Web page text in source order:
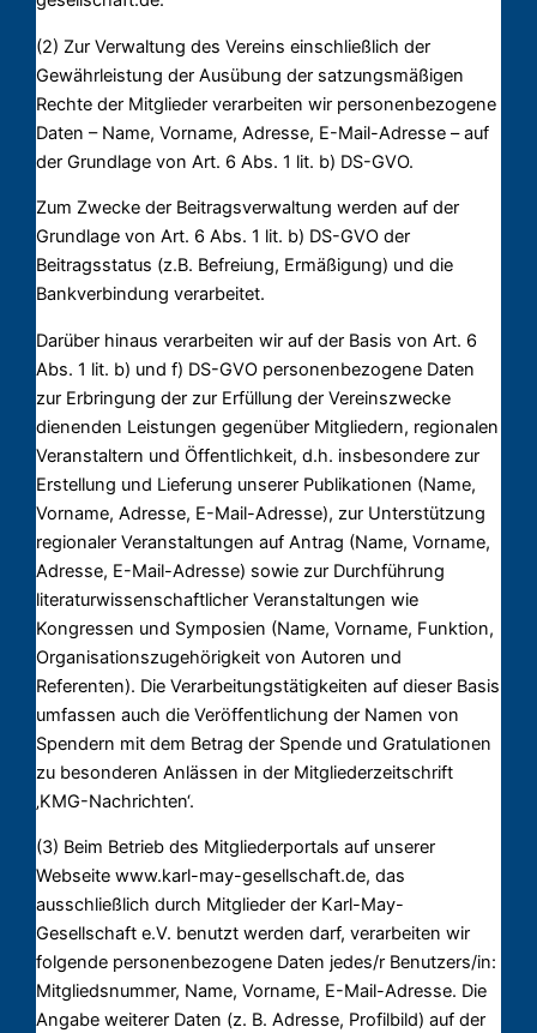
(2) Zur Verwaltung des Vereins einschließlich der
Gewährleistung der Ausübung der satzungsmäßigen
Rechte der Mitglieder verarbeiten wir personenbezogene
Daten – Name, Vorname, Adresse, E-Mail-Adresse – auf
der Grundlage von Art. 6 Abs. 1 lit. b) DS-GVO.
Zum Zwecke der Beitragsverwaltung werden auf der
Grundlage von Art. 6 Abs. 1 lit. b) DS-GVO der
Beitragsstatus (z.B. Befreiung, Ermäßigung) und die
Bankverbindung verarbeitet.
Darüber hinaus verarbeiten wir auf der Basis von Art. 6
Abs. 1 lit. b) und f) DS-GVO personenbezogene Daten
zur Erbringung der zur Erfüllung der Vereinszwecke
dienenden Leistungen gegenüber Mitgliedern, regionalen
Veranstaltern und Öffentlichkeit, d.h. insbesondere zur
Erstellung und Lieferung unserer Publikationen (Name,
Vorname, Adresse, E-Mail-Adresse), zur Unterstützung
regionaler Veranstaltungen auf Antrag (Name, Vorname,
Adresse, E-Mail-Adresse) sowie zur Durchführung
literaturwissenschaftlicher Veranstaltungen wie
Kongressen und Symposien (Name, Vorname, Funktion,
Organisationszugehörigkeit von Autoren und
Referenten). Die Verarbeitungstätigkeiten auf dieser Basis
umfassen auch die Veröffentlichung der Namen von
Spendern mit dem Betrag der Spende und Gratulationen
zu besonderen Anlässen in der Mitgliederzeitschrift
‚KMG-Nachrichten‘.
(3) Beim Betrieb des Mitgliederportals auf unserer
Webseite www.karl-may-gesellschaft.de, das
ausschließlich durch Mitglieder der Karl-May-
Gesellschaft e.V. benutzt werden darf, verarbeiten wir
folgende personenbezogene Daten jedes/r Benutzers/in:
Mitgliedsnummer, Name, Vorname, E-Mail-Adresse. Die
Angabe weiterer Daten (z. B. Adresse, Profilbild) auf der